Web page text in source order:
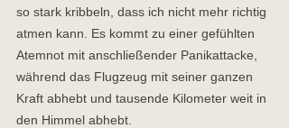
so stark kribbeln, dass ich nicht mehr richtig
atmen kann. Es kommt zu einer gefühlten
Atemnot mit anschließender Panikattacke,
während das Flugzeug mit seiner ganzen
Kraft abhebt und tausende Kilometer weit in
den Himmel abhebt.